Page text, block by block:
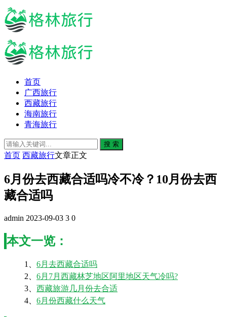
首页
广西旅行
西藏旅行
海南旅行
青海旅行
搜 索
首页 西藏旅行文章正文
6月份去西藏合适吗冷不冷？10月份去西
藏合适吗
admin 2023-09-03 3 0
本文一览：
1、 6月去西藏合适吗
2、 6月7月西藏林芝地区阿里地区天气冷吗?
3、 西藏旅游几月份去合适
4、 6月份西藏什么天气